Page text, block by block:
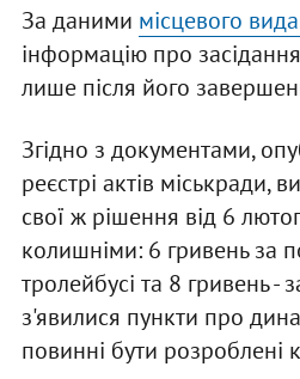
За даними місцевого
інформацію про
лише після його
Згідно з документами,
реєстрі актів міськради,
свої ж рішення від 6
колишніми: 6 гривень за
тролейбусі та 8 гривень -
з'явилися пункти про
повинні бути розроблені